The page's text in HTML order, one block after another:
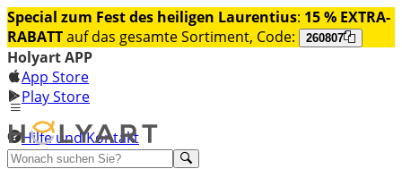
Special zum Fest des heiligen Laurentius: 15 % EXTRA-
RABATTauf das gesamte Sortiment, Code: 260807
Holyart APP
App Store
Play Store
Hilfe und Kontakt
Entdecken Sie Premium